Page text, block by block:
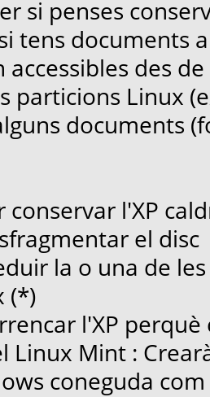
si penses
tens documents
accessibles des
particions Linux
documents
conservar l'XP
el disc
la o una de
(*)
l'XP
Linux Mint :
coneguda com